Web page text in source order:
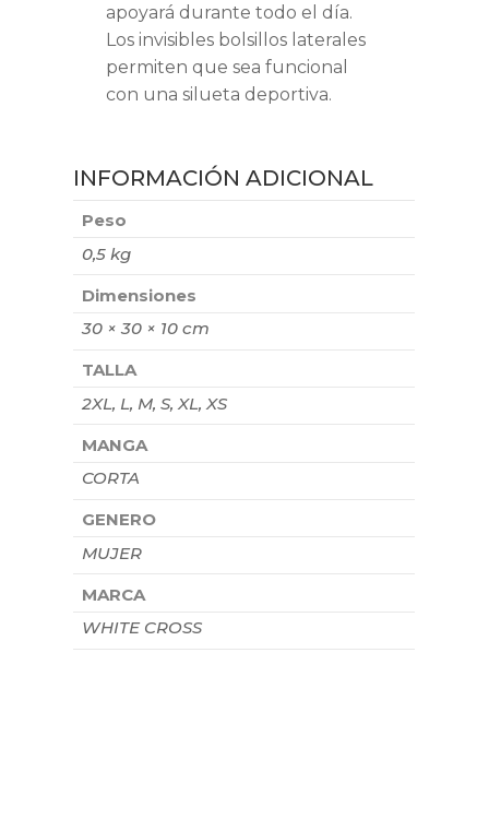
apoyará durante todo el día.
Los invisibles bolsillos laterales
permiten que sea funcional
con una silueta deportiva.
INFORMACIÓN ADICIONAL
Peso
0,5 kg
Dimensiones
30 × 30 × 10 cm
TALLA
2XL, L, M, S, XL, XS
MANGA
CORTA
GENERO
MUJER
MARCA
WHITE CROSS